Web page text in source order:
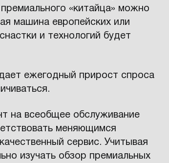
«китайца» можно
машина европейских или
и технологий будет
ежегодный прирост спроса
на всеобщее обслуживание
меняющимся
сервис. Учитывая
изучать обзор премиальных